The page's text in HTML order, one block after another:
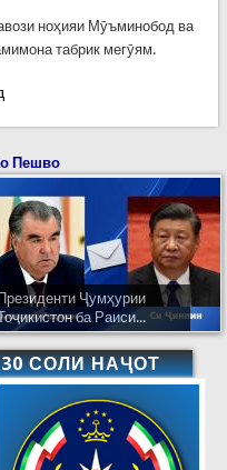
ноҳияи Мӯъминобод ва
табрик мегӯям.
бо фаъолон ва
Пешво
Ҷумҳурии
ба Раиси...
30 СОЛИ НАҶОТ